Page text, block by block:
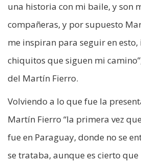
una historia con mi baile, y son
compañeras, y por supuesto
me inspiran para seguir en esto,
chiquitos que siguen mi
del Martín Fierro.
Volviendo a lo que fue la
Martín Fierro “la primera vez
fue en Paraguay, donde no se
se trataba, aunque es cierto